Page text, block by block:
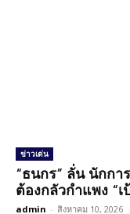
ข่าวเด่น
“ธนกร” ลั่น นักกา
ต้องกลัวกำแพง “
admin - สิงหาคม 10, 2026